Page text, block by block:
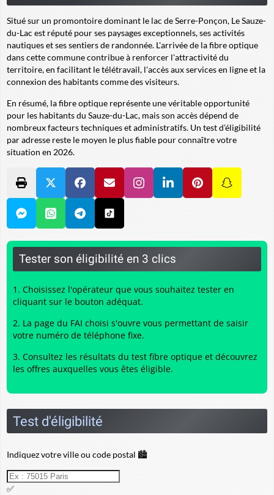
Situé sur un promontoire dominant le lac de Serre-Ponçon, Le Sauze-
du-Lac est réputé pour ses paysages exceptionnels, ses activités
nautiques et ses sentiers de randonnée. L'arrivée de la fibre optique
dans cette commune contribue à renforcer l'attractivité du
territoire, en facilitant le télétravail, l'accès aux services en ligne et la
connexion des habitants comme des visiteurs.
En résumé, la fibre optique représente une véritable opportunité
pour les habitants du Sauze-du-Lac, mais son accès dépend de
nombreux facteurs techniques et administratifs. Un test d'éligibilité
par adresse reste le moyen le plus fiable pour connaître votre
situation en 2026.
Tester son éligibilité en 3 clics
Choisissez l'opérateur que vous souhaitez tester en
cliquant sur le bouton adéquat.
La page du FAI choisi s'ouvre vous permettant de saisir
votre numéro de téléphone fixe.
Consultez les résultats du test fibre optique et découvrez
les offres auxquelles vous êtes éligible.
Test d'éligibilité
Indiquez votre ville ou code postal 🏙️
✅